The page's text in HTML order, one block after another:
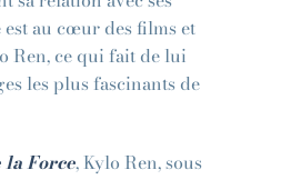
est au cœur des films et
Ren, ce qui fait de lui
les plus fascinants de
la Force, Kylo Ren, sous